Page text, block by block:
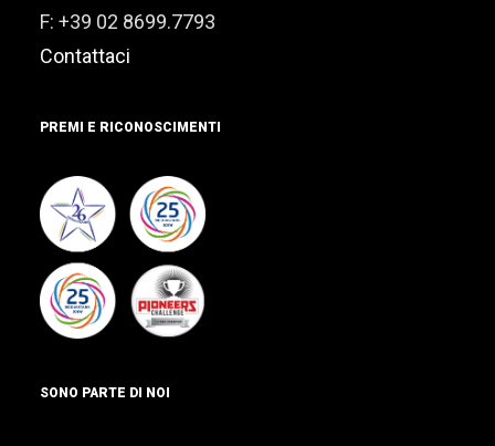
F: +39 02 8699.7793
Contattaci
PREMI E RICONOSCIMENTI
SONO PARTE DI NOI